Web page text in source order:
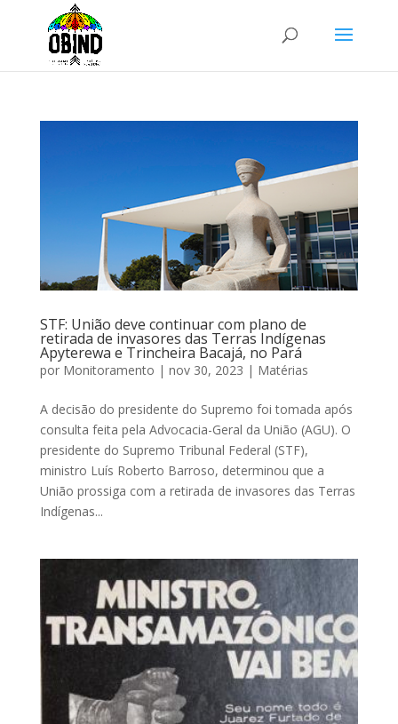
STF: União deve continuar com plano de
retirada de invasores das Terras Indígenas
Apyterewa e Trincheira Bacajá, no Pará
por Monitoramento | nov 30, 2023 | Matérias
A decisão do presidente do Supremo foi tomada após
consulta feita pela Advocacia-Geral da União (AGU). O
presidente do Supremo Tribunal Federal (STF),
ministro Luís Roberto Barroso, determinou que a
União prossiga com a retirada de invasores das Terras
Indígenas...